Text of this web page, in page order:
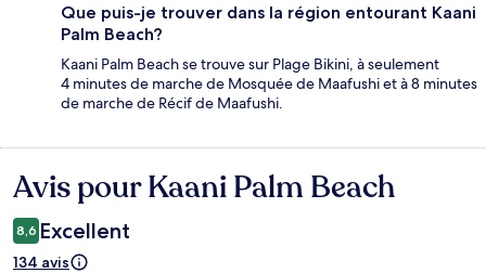
Que puis-je trouver dans la région entourant Kaani
Palm Beach?
Kaani Palm Beach se trouve sur Plage Bikini, à seulement
4 minutes de marche de Mosquée de Maafushi et à 8 minutes
de marche de Récif de Maafushi.
Avis
Avis pour Kaani Palm Beach
8,6 Excellent
134 avis